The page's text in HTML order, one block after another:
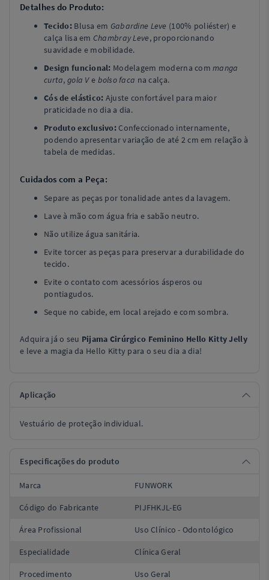
Detalhes do Produto:
Tecido:Blusa em Gabardine Leve (100% poliéster) e
calça lisa em Chambray Leve, proporcionando
suavidade e mobilidade.
Design funcional: Modelagem moderna commanga
curta, gola Ve bolso faca na calça.
Cós de elástico: Ajuste confortável para maior
praticidade no dia a dia.
Produto exclusivo:Confeccionado internamente,
podendo apresentar variação de até 2 cm em relação à
tabela de medidas.
Cuidados com a Peça:
Separe as peças por tonalidade antes da lavagem.
Lave à mão com água fria e sabão neutro.
Não utilize água sanitária.
Evite torcer as peças para preservar a durabilidade do
tecido.
Evite o contato com acessórios ásperos ou
pontiagudos.
Seque no cabide, em local arejado e com sombra.
Adquira já o seu Pijama Cirúrgico Feminino Hello Kitty Jelly
e leve a magia da Hello Kitty para o seu dia a dia!
Aplicação
Vestuário de proteção individual.
Especificações do produto
Marca FUNWORK
Código do Fabricante PIJFHKJL-EG
Área Profissional Uso Clínico - Odontológico
Especialidade Clínica Geral
Procedimento Uso Geral